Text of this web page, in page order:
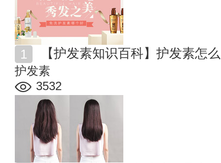
【护发素知识百科】护发素怎
护发素
3532